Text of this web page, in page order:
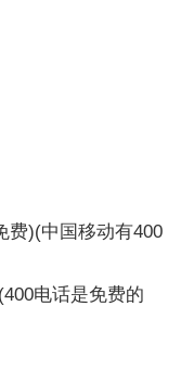
费)(中国移动有400
电话是免费的